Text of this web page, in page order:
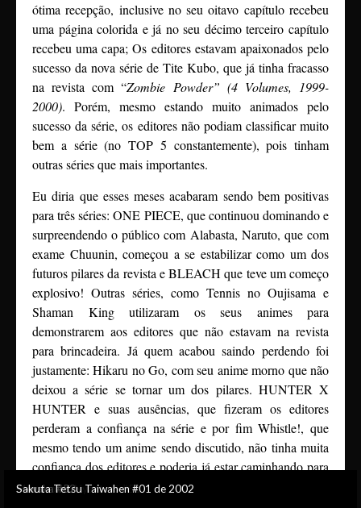
ótima recepção, inclusive no seu oitavo capítulo recebeu
uma página colorida e já no seu décimo terceiro capítulo
recebeu uma capa; Os editores estavam apaixonados pelo
sucesso da nova série de Tite Kubo, que já tinha fracasso
na revista com “Zombie Powder” (4 Volumes, 1999-
2000). Porém, mesmo estando muito animados pelo
sucesso da série, os editores não podiam classificar muito
bem a série (no TOP 5 constantemente), pois tinham
outras séries que mais importantes.
Eu diria que esses meses acabaram sendo bem positivas
para três séries: ONE PIECE, que continuou dominando e
surpreendendo o público com Alabasta, Naruto, que com
exame Chuunin, começou a se estabilizar como um dos
futuros pilares da revista e BLEACH que teve um começo
explosivo! Outras séries, como Tennis no Oujisama e
Shaman King utilizaram os seus animes para
demonstrarem aos editores que não estavam na revista
para brincadeira. Já quem acabou saindo perdendo foi
justamente: Hikaru no Go, com seu anime morno que não
deixou a série se tornar um dos pilares. HUNTER X
HUNTER e suas ausências, que fizeram os editores
perderam a confiança na série e por fim Whistle!, que
mesmo tendo um anime sendo discutido, não tinha muita
confiança dos editores e poderia já estar caminhando para
seu encerramento.
ONE PIECE #44
Hikaru no Go #45
Tennis no Oujisama #46
Shaman King #47
NARUTO #48
BLEACH #49
Hikaru no Go #50
Mononoke! Nyantarō #51
Sowaka #52
Sakuta Tetsu Taiwahen #01 de 2002